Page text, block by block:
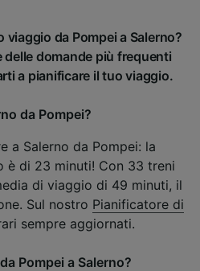
da Pompei a Salerno?
domande più frequenti
a pianificare il tuo viaggio.
da Pompei?
a Salerno da Pompei: la
è di 23 minuti! Con 33 treni
di viaggio di 49 minuti, il
Sul nostro Pianificatore di
sempre aggiornati.
Pompei a Salerno?